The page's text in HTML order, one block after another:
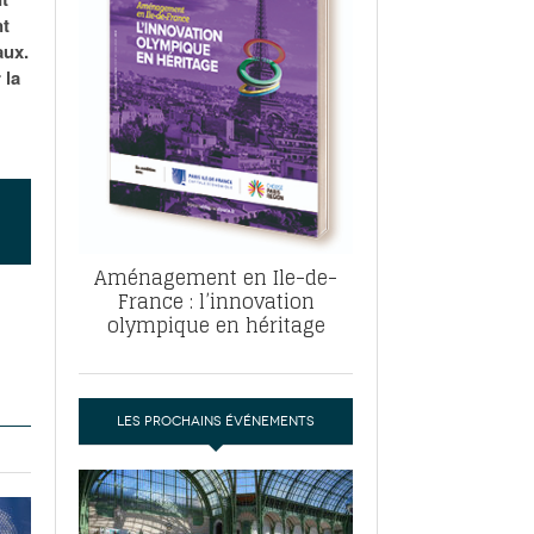
2026
ABF, ZAC : F. Vauglin détaille sa
pour l’urbanisme parisien- 17
de la tech et de la finance
marché de la location de luxe-
la
Aménagement en Ile-de-
France : l’innovation
olympique en héritage
LES PROCHAINS ÉVÉNEMENTS